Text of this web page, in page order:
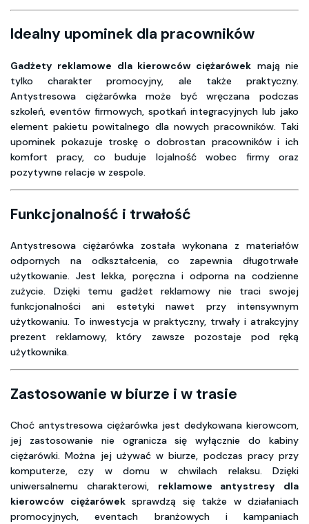
Idealny upominek dla pracowników
Gadżety reklamowe dla kierowców ciężarówek mają nie
tylko charakter promocyjny, ale także praktyczny.
Antystresowa ciężarówka może być wręczana podczas
szkoleń, eventów firmowych, spotkań integracyjnych lub jako
element pakietu powitalnego dla nowych pracowników. Taki
upominek pokazuje troskę o dobrostan pracowników i ich
komfort pracy, co buduje lojalność wobec firmy oraz
pozytywne relacje w zespole.
Funkcjonalność i trwałość
Antystresowa ciężarówka została wykonana z materiałów
odpornych na odkształcenia, co zapewnia długotrwałe
użytkowanie. Jest lekka, poręczna i odporna na codzienne
zużycie. Dzięki temu gadżet reklamowy nie traci swojej
funkcjonalności ani estetyki nawet przy intensywnym
użytkowaniu. To inwestycja w praktyczny, trwały i atrakcyjny
prezent reklamowy, który zawsze pozostaje pod ręką
użytkownika.
Zastosowanie w biurze i w trasie
Choć antystresowa ciężarówka jest dedykowana kierowcom,
jej zastosowanie nie ogranicza się wyłącznie do kabiny
ciężarówki. Można jej używać w biurze, podczas pracy przy
komputerze, czy w domu w chwilach relaksu. Dzięki
uniwersalnemu charakterowi, reklamowe antystresy dla
kierowców ciężaróweksprawdzą się także w działaniach
promocyjnych, eventach branżowych i kampaniach